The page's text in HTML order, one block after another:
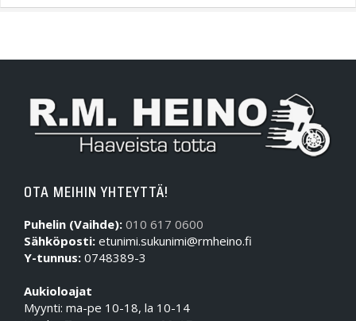
OTA MEIHIN YHTEYTTÄ!
Puhelin (Vaihde): 010 617 0600
Sähköposti: etunimi.sukunimi@rmheino.fi
Y-tunnus: 0748389-3
Aukioloajat
Myynti: ma-pe 10-18, la 10-14